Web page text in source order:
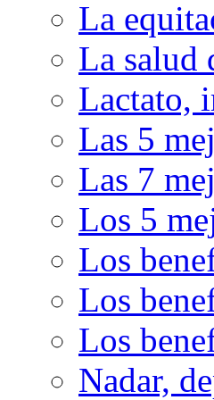
La
La salud
Lactato,
Las 5
Las 7
Los 5
Los
Los
Los
Nadar,